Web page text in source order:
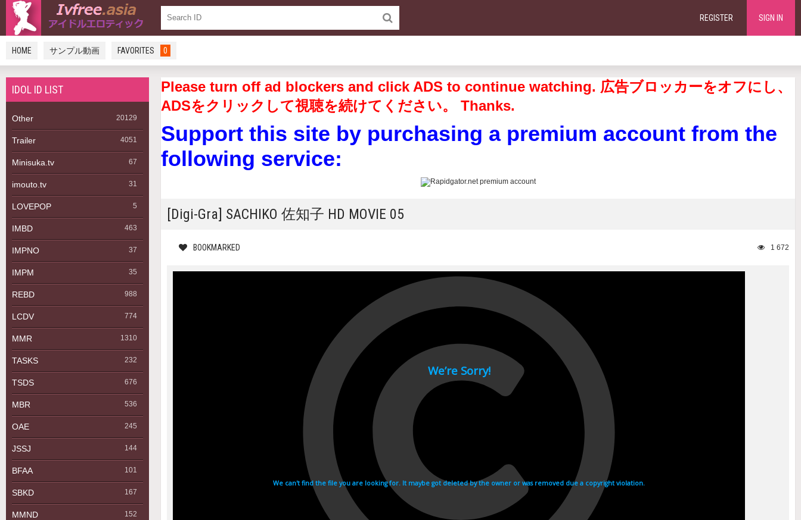
REGISTER SIGN IN
HOME サンプル動画 FAVORITES 0
IDOL ID LIST
Other 20129
Trailer 4051
Minisuka.tv 67
imouto.tv 31
LOVEPOP 5
IMBD 463
IMPNO 37
IMPM 35
REBD 988
LCDV 774
MMR 1310
TASKS 232
TSDS 676
MBR 536
OAE 245
JSSJ 144
BFAA 101
SBKD 167
MMND 152
Please turn off ad blockers and click ADS to continue watching. 広告ブロッカーをオフにし、
ADSをクリックして視聴を続けてください。 Thanks.
Support this site by purchasing a premium account from the
following service:
[Digi-Gra] SACHIKO 佐知子 HD MOVIE 05
BOOKMARKED 1 672